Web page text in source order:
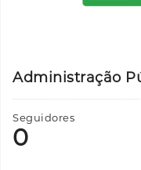
Administração
Seguidores
0